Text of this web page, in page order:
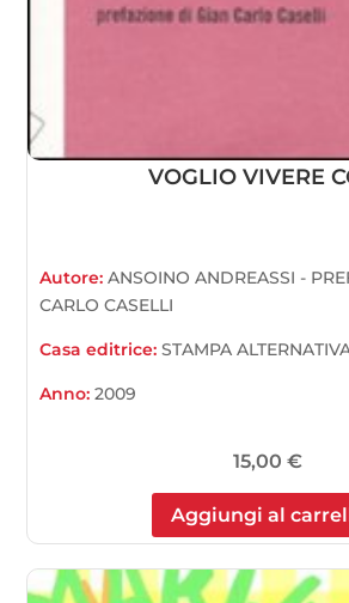
VOGLIO VIVERE
Autore:ANSOINO ANDREASSI -
CARLO CASELLI
Casa editrice:STAMPA
Anno:2009
15,00 €
Aggiungi al